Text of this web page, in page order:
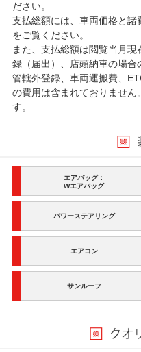
ださい。
支払総額には、車両価格と諸
をご覧ください。
また、支払総額は閲覧当月
録（届出）、店頭納車の場合
管轄外登録、車両運搬費、
の費用は含まれておりません
す。
エアバッグ：
Wエアバッグ
パワーステアリング
エアコン
サンルーフ